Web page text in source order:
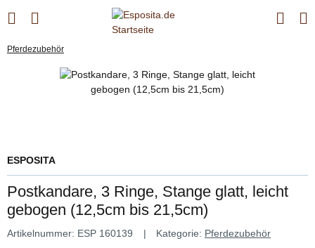
Pferdezubehör
ESPOSITA
Postkandare, 3 Ringe, Stange glatt, leicht
gebogen (12,5cm bis 21,5cm)
Artikelnummer: ESP 160139 Kategorie: Pferdezubehör